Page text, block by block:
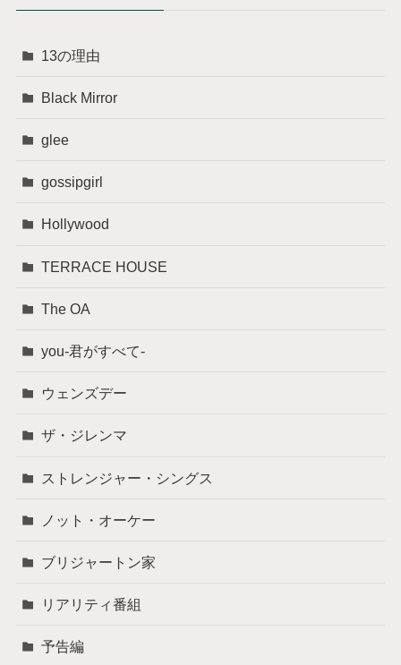
13の理由
Black Mirror
glee
gossipgirl
Hollywood
TERRACE HOUSE
The OA
you-君がすべて-
ウェンズデー
ザ・ジレンマ
ストレンジャー・シングス
ノット・オーケー
ブリジャートン家
リアリティ番組
予告編